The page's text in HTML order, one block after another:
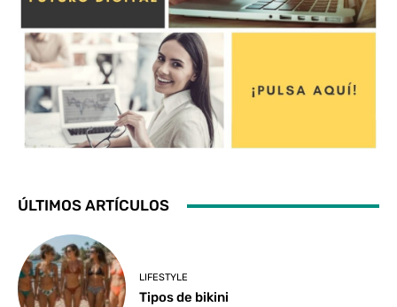
ÚLTIMOS ARTÍCULOS
LIFESTYLE
Tipos de bikini